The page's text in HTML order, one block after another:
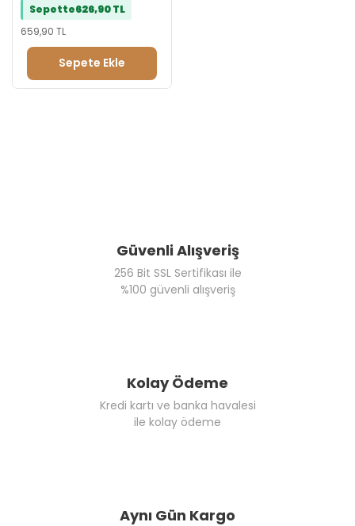
Sepette626,90 TL
659,90 TL
Sepete Ekle
Güvenli Alışveriş
256 Bit SSL Sertifikası ile
%100 güvenli alışveriş
Kolay Ödeme
Kredi kartı ve banka havalesi
ile kolay ödeme
Aynı Gün Kargo
Tebrik Reyonu
Doğum Günü Reyonu
Evlilik Teklifi Reyonu